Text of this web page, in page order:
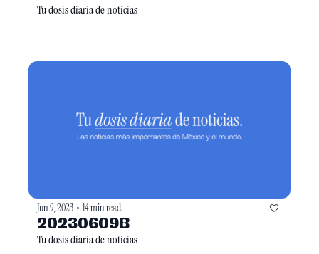
Tu dosis diaria de noticias
Jun 9, 2023 • 14 min read
20230609B
Tu dosis diaria de noticias